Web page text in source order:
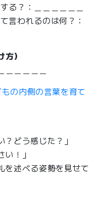
る？：＿＿＿＿＿＿
言われるのは何？：
）
の内側の言葉を育て
どう感じた？」
！」
を述べる姿勢を見せて